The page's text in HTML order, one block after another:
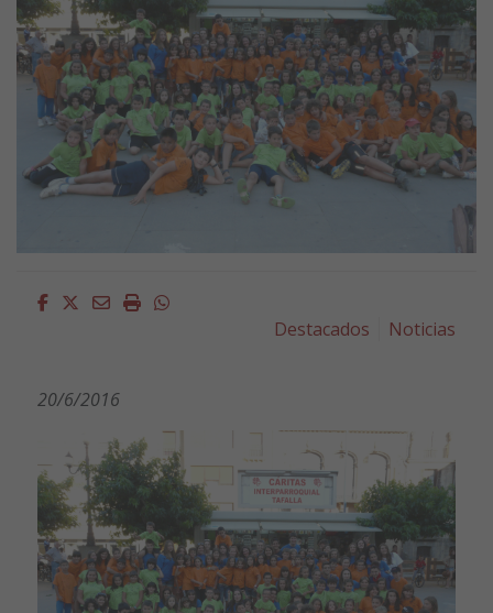
Facebook
Twitter
EmailImprimirWhatsapp
Destacados
Noticias
20/6/2016